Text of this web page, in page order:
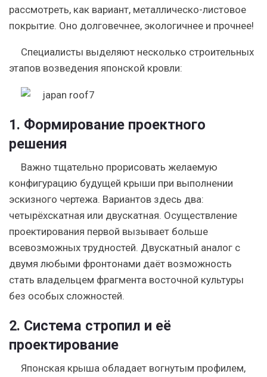
рассмотреть, как вариант, металлическо-листовое
покрытие. Оно долговечнее, экологичнее и прочнее!
Специалисты выделяют несколько строительных
этапов возведения японской кровли:
1. Формирование проектного
решения
Важно тщательно прорисовать желаемую
конфигурацию будущей крыши при выполнении
эскизного чертежа. Вариантов здесь два:
четырёхскатная или двускатная. Осуществление
проектирования первой вызывает больше
всевозможных трудностей. Двускатный аналог с
двумя любыми фронтонами даёт возможность
стать владельцем фрагмента восточной культуры
без особых сложностей.
2. Система стропил и её
проектирование
Японская крыша обладает вогнутым профилем,